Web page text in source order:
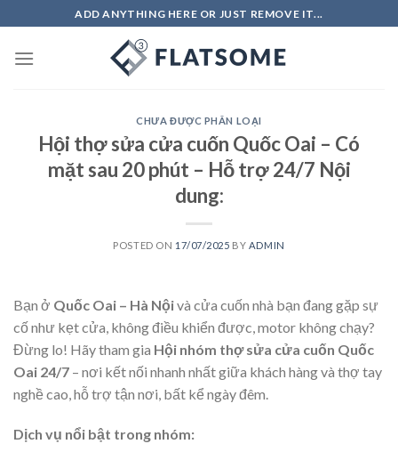
to
content
ADD ANYTHING HERE OR JUST REMOVE IT...
CHƯA ĐƯỢC PHÂN LOẠI
Hội thợ sửa cửa cuốn Quốc Oai – Có
mặt sau 20 phút – Hỗ trợ 24/7 Nội
dung:
POSTED ON 17/07/2025 BY ADMIN
Bạn ở Quốc Oai – Hà Nộivà cửa cuốn nhà bạn đang gặp sự
cố như kẹt cửa, không điều khiển được, motor không chạy?
Đừng lo! Hãy tham gia Hội nhóm thợ sửa cửa cuốn Quốc
Oai 24/7 – nơi kết nối nhanh nhất giữa khách hàng và thợ tay
nghề cao, hỗ trợ tận nơi, bất kể ngày đêm.
Dịch vụ nổi bật trong nhóm: